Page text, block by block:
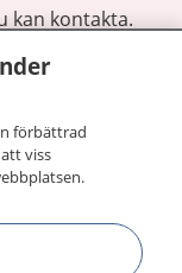
kan kontakta.
för
förbättrad
viss